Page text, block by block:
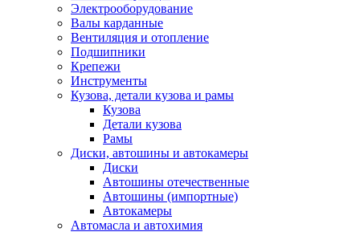
Электрооборудование
Валы карданные
Вентиляция и отопление
Подшипники
Крепежи
Инструменты
Кузова, детали кузова и рамы
Кузова
Детали кузова
Рамы
Диски, автошины и автокамеры
Диски
Автошины отечественные
Автошины (импортные)
Автокамеры
Автомасла и автохимия